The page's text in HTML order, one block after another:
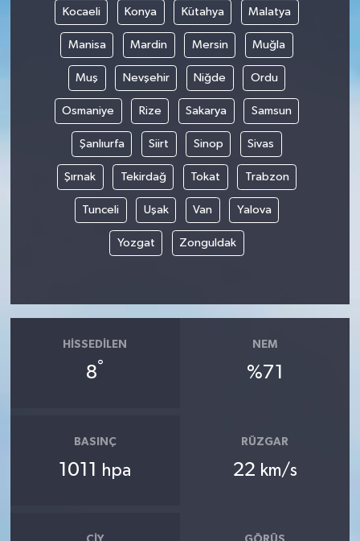
Kocaeli Konya Kütahya Malatya
Manisa Mardin Mersin Muğla
Muş Nevşehir Niğde Ordu
Osmaniye Rize Sakarya Samsun
Şanlıurfa Siirt Sinop Sivas
Şırnak Tekirdağ Tokat Trabzon
Tunceli Uşak Van Yalova
Yozgat Zonguldak
HISSEDILEN
8°
NEM
%71
BASINÇ
1011 hpa
RÜZGAR
22 km/s